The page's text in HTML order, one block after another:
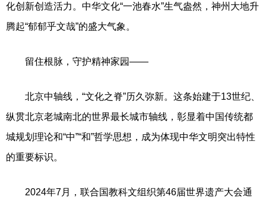
化创新创造活力。中华文化“一池春水”生气盎然，神州大地升
腾起“郁郁乎文哉”的盛大气象。
留住根脉，守护精神家园——
北京中轴线，“文化之脊”历久弥新。这条始建于13世纪、
纵贯北京老城南北的世界最长城市轴线，彰显着中国传统都
城规划理论和“中”“和”哲学思想，成为体现中华文明突出特性
的重要标识。
2024年7月，联合国教科文组织第46届世界遗产大会通